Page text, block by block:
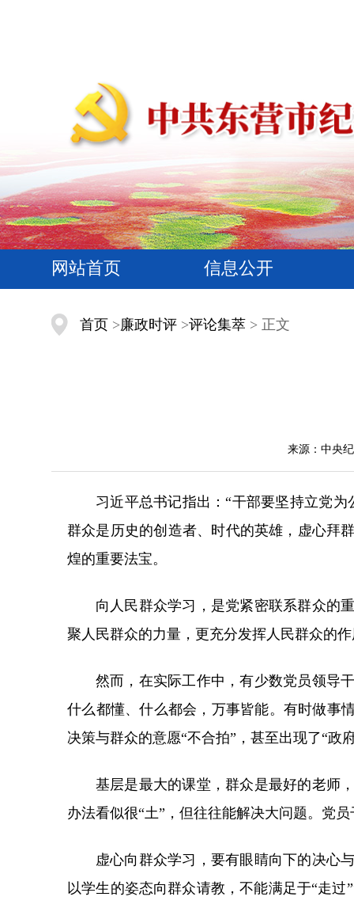
网站首页 信息公开
首页 >廉政时评 >评论集萃 > 正文
来源：中央
习近平总书记指出：“干部要坚持立党
群众是历史的创造者、时代的英雄，虚心拜
煌的重要法宝。
向人民群众学习，是党紧密联系群众的
聚人民群众的力量，更充分发挥人民群众的
然而，在实际工作中，有少数党员领导
什么都懂、什么都会，万事皆能。有时做事
决策与群众的意愿“不合拍”，甚至出现了“政
基层是最大的课堂，群众是最好的老师
办法看似很“土”，但往往能解决大问题。党
虚心向群众学习，要有眼睛向下的决心
以学生的姿态向群众请教，不能满足于“走过